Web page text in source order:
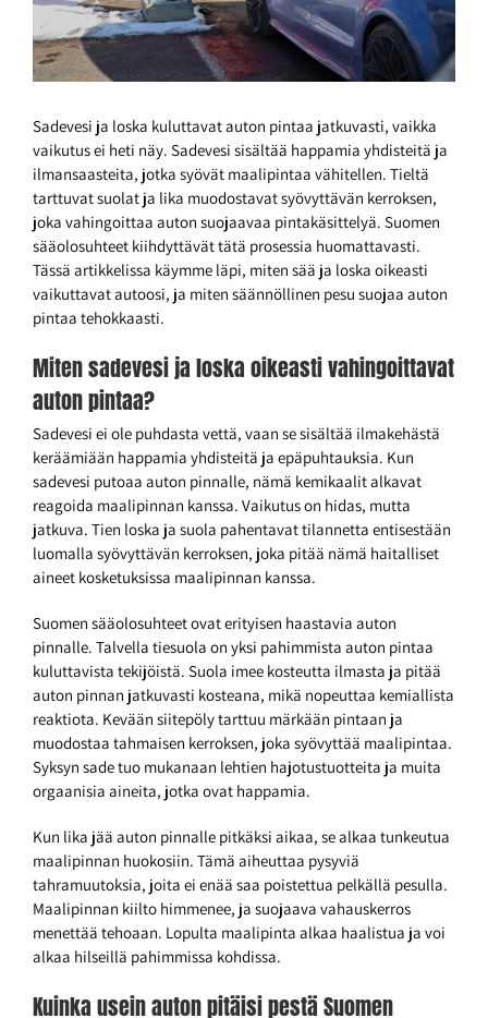
Sadevesi ja loska kuluttavat auton pintaa jatkuvasti, vaikka
vaikutus ei heti näy. Sadevesi sisältää happamia yhdisteitä ja
ilmansaasteita, jotka syövät maalipintaa vähitellen. Tieltä
tarttuvat suolat ja lika muodostavat syövyttävän kerroksen,
joka vahingoittaa auton suojaavaa pintakäsittelyä. Suomen
sääolosuhteet kiihdyttävät tätä prosessia huomattavasti.
Tässä artikkelissa käymme läpi, miten sää ja loska oikeasti
vaikuttavat autoosi, ja miten säännöllinen pesu suojaa auton
pintaa tehokkaasti.
Miten sadevesi ja loska oikeasti vahingoittavat
auton pintaa?
Sadevesi ei ole puhdasta vettä, vaan se sisältää ilmakehästä
keräämiään happamia yhdisteitä ja epäpuhtauksia. Kun
sadevesi putoaa auton pinnalle, nämä kemikaalit alkavat
reagoida maalipinnan kanssa. Vaikutus on hidas, mutta
jatkuva. Tien loska ja suola pahentavat tilannetta entisestään
luomalla syövyttävän kerroksen, joka pitää nämä haitalliset
aineet kosketuksissa maalipinnan kanssa.
Suomen sääolosuhteet ovat erityisen haastavia auton
pinnalle. Talvella tiesuola on yksi pahimmista auton pintaa
kuluttavista tekijöistä. Suola imee kosteutta ilmasta ja pitää
auton pinnan jatkuvasti kosteana, mikä nopeuttaa kemiallista
reaktiota. Kevään siitepöly tarttuu märkään pintaan ja
muodostaa tahmaisen kerroksen, joka syövyttää maalipintaa.
Syksyn sade tuo mukanaan lehtien hajotustuotteita ja muita
orgaanisia aineita, jotka ovat happamia.
Kun lika jää auton pinnalle pitkäksi aikaa, se alkaa tunkeutua
maalipinnan huokosiin. Tämä aiheuttaa pysyviä
tahramuutoksia, joita ei enää saa poistettua pelkällä pesulla.
Maalipinnan kiilto himmenee, ja suojaava vahauskerros
menettää tehoaan. Lopulta maalipinta alkaa haalistua ja voi
alkaa hilseillä pahimmissa kohdissa.
Kuinka usein auton pitäisi pestä Suomen